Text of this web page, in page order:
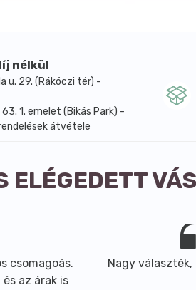
nélkül
u. 29. (Rákóczi tér) -
1. emelet (Bikás Park) -
átvétele
ELÉGEDETT
csomagoás.
az árak is
Nagy